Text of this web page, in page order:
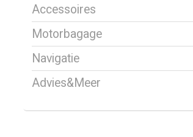
Accessoires
Motorbagage
Navigatie
Advies&Meer